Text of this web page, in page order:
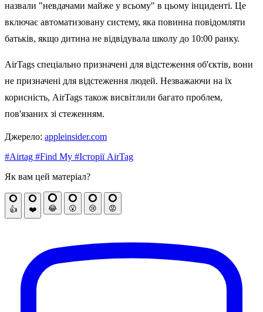
назвали "невдачами майже у всьому" в цьому інциденті. Це
включає автоматизовану систему, яка повинна повідомляти
батьків, якщо дитина не відвідувала школу до 10:00 ранку.
AirTags спеціально призначені для відстеження об'єктів, вони
не призначені для відстеження людей. Незважаючи на їх
корисність, AirTags також висвітлили багато проблем,
пов'язаних зі стеженням.
Джерело: appleinsider.com
#Airtag #Find My #Історії AirTag
Як вам цей матеріал?
👍 ❤️ 😂 😮 😢 😡